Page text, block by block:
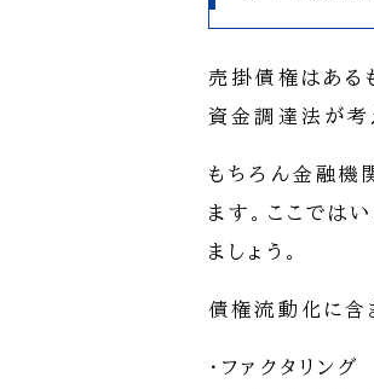
売掛債権はある
資金調達法が考
もちろん金融機
ます。ここでは
ましょう。
債権流動化に含
・ファクタリング